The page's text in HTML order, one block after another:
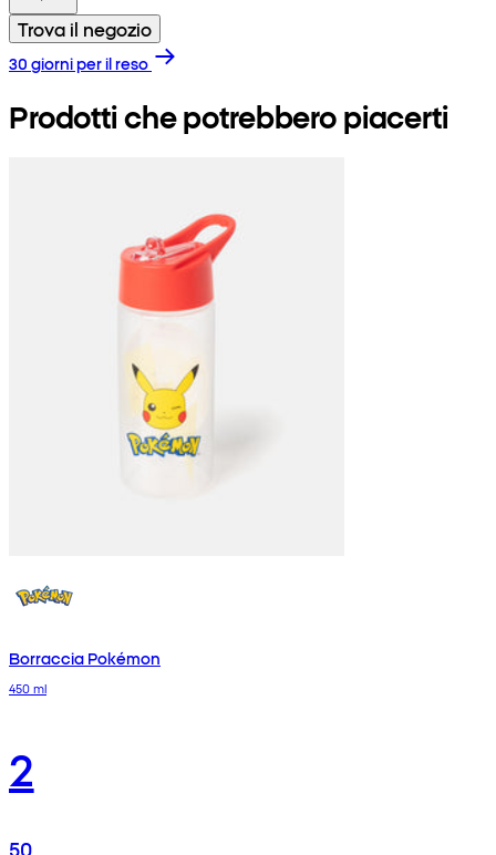
Trova il negozio
30 giorni per il reso
Prodotti che potrebbero piacerti
Borraccia Pokémon
450 ml
2
50